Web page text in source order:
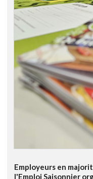
Employeurs en
l'Emploi Saisonnier